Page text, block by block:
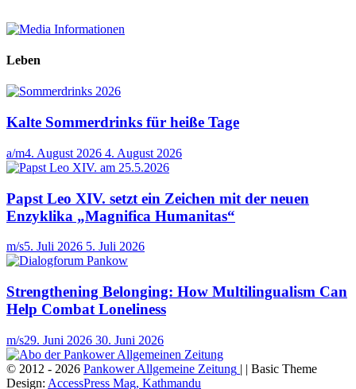
Leben
Kalte Sommerdrinks für heiße Tage
a/m4. August 2026 4. August 2026
Papst Leo XIV. setzt ein Zeichen mit der neuen
Enzyklika „Magnifica Humanitas“
m/s5. Juli 2026 5. Juli 2026
Strengthening Belonging: How Multilingualism Can
Help Combat Loneliness
m/s29. Juni 2026 30. Juni 2026
© 2012 - 2026 Pankower Allgemeine Zeitung | | Basic Theme
Design: AccessPress Mag, Kathmandu